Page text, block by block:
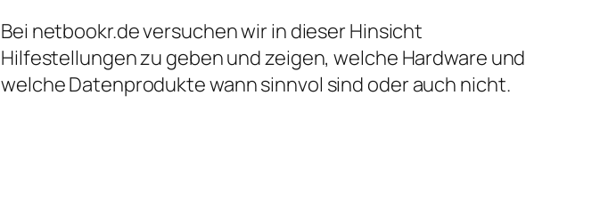
Bei netbookr.de versuchen wir in dieser Hinsicht
Hilfestellungen zu geben und zeigen, welche Hardware und
welche Datenprodukte wann sinnvol sind oder auch nicht.